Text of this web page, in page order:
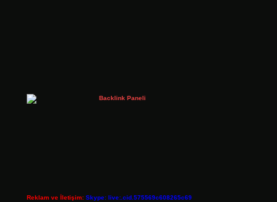
Reklam ve İletişim: Skype: live:.cid.575569c608265c69